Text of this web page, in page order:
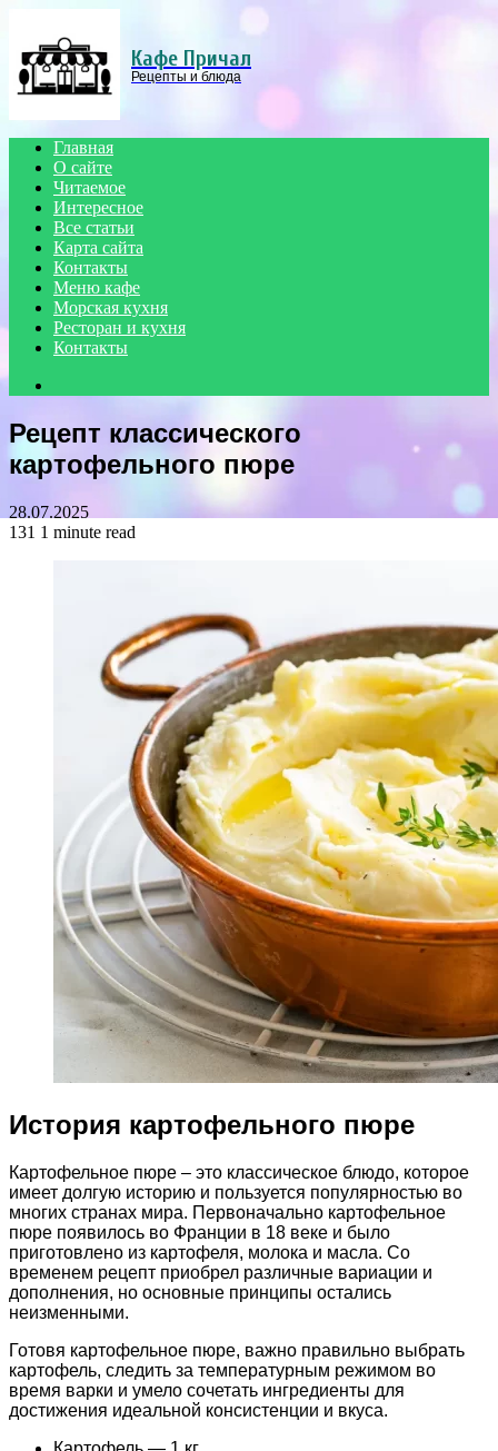
Кафе Причал
Рецепты и блюда
Главная
О сайте
Читаемое
Интересное
Все статьи
Карта сайта
Контакты
Меню кафе
Морская кухня
Ресторан и кухня
Контакты
Рецепт классического
картофельного пюре
28.07.2025
131 1 minute read
История картофельного пюре
Картофельное пюре – это классическое блюдо, которое
имеет долгую историю и пользуется популярностью во
многих странах мира. Первоначально картофельное
пюре появилось во Франции в 18 веке и было
приготовлено из картофеля, молока и масла. Со
временем рецепт приобрел различные вариации и
дополнения, но основные принципы остались
неизменными.
Готовя картофельное пюре, важно правильно выбрать
картофель, следить за температурным режимом во
время варки и умело сочетать ингредиенты для
достижения идеальной консистенции и вкуса.